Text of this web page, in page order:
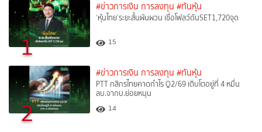
1
#ข่าวการเงิน การลงทุน #ทันหุ้น
‘หุ้นไทย’ระยะสั้นผันผวน เชื่อโฟลว์ดันSET1,720จุด
15
2
#ข่าวการเงิน การลงทุน #ทันหุ้น
PTT กสิกรไทยคาดกำไร Q2/69 เติบโตอยู่ที่ 4 หมื่น
ลบ.จากบ.ย่อยหนุน
14